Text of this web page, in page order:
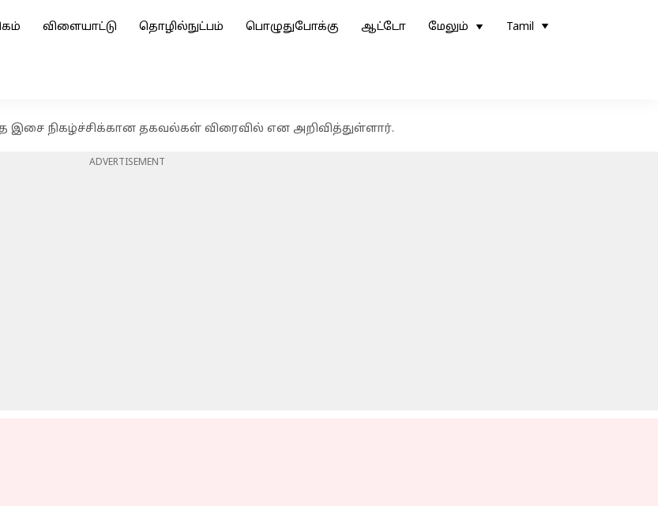
விளையாட்டு தொழில்நுட்பம் பொழுதுபோக்கு ஆட்டோ மேலும் Tamil
இசை நிகழ்ச்சிக்கான தகவல்கள் விரைவில் என அறிவித்துள்ளார்.
ADVERTISEMENT